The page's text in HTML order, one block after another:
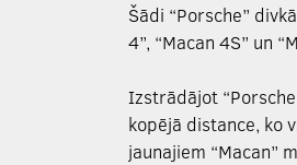
Šādi “Porsche”
4”, “Macan 4S” un
Izstrādājot
kopējā distance, ko
jaunajiem “Macan”